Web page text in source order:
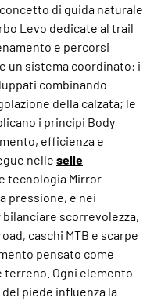
di guida naturale
Levo dedicate al trail
e percorsi
un sistema coordinato: i
combinando
della calzata; le
i principi Body
efficienza e
nelle selle
tecnologia Mirror
pressione, e nei
scorrevolezza,
caschi MTB e scarpe
pensato come
terreno. Ogni elemento
piede influenza la